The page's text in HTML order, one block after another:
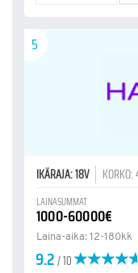
5
IKÄRAJA: 18V
LAINASUMMAT
1000-60000€
Laina-aika: 12-180kk
9.2/ 10